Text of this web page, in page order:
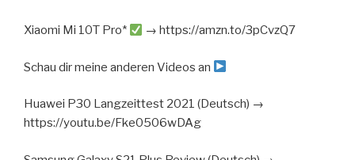
Xiaomi Mi 10T Pro* → https://amzn.to/3pCvzQ7
Schau dir meine anderen Videos an
Huawei P30 Langzeittest 2021 (Deutsch) →
https://youtu.be/Fke0506wDAg